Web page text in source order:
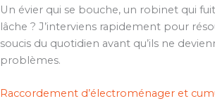
Un évier qui se bouche, un robinet qui
lâche ? J’interviens rapidement pour
soucis du quotidien avant qu’ils ne
problèmes.
Raccordement d’électroménager et